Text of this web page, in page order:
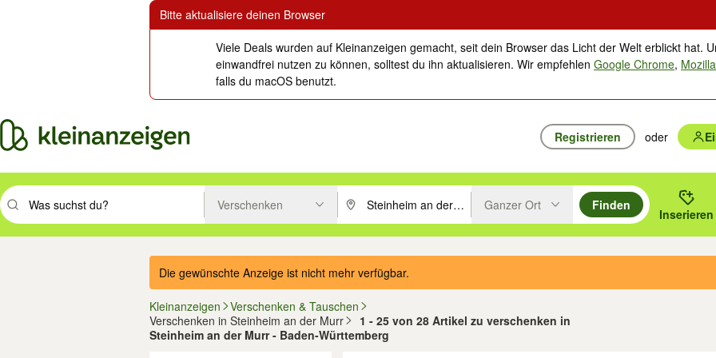
Bitte aktualisiere deinen Browser
Viele Deals wurden auf Kleinanzeigen gemacht, seit dein Browser das Licht der Welt erblickt hat.
einwandfrei nutzen zu können, solltest du ihn aktualisieren. Wir empfehlenGoogle Chrome,
falls du macOS benutzt.
Registrieren oder
Suchbegriff eingeben. Eingabetaste drücken um zu suchen, oder Vorschläge mit den Pfeiltasten nach oben/unten durchsuchen und mit
Verschenken PLZ oder Ort eingeben. Eingabetaste drücken um zu suchen, oder
Ganzer Ort
Finden
Inserieren
Die gewünschte Anzeige ist nicht mehr verfügbar.
Kleinanzeigen
Verschenken & Tauschen
Verschenken in Steinheim an der Murr
1 - 25 von 28 Artikel zu verschenken in
Steinheim an der Murr - Baden-Württemberg